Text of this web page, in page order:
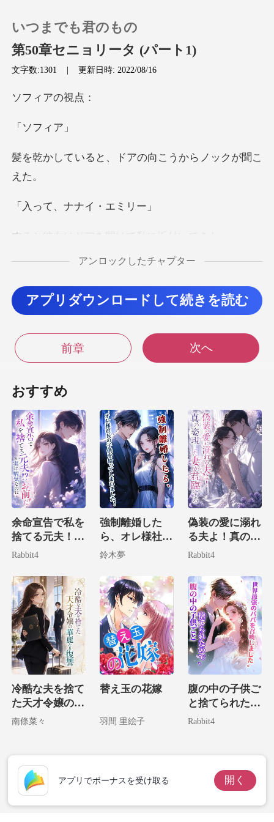
チャージ
閲覧履歴
いつまでも君のもの
第50章セニョリータ (パート1)
文字数:1301 |更新日時: 2022/08/16
ィア
フィ
、ドアの向こうから
、ナナイ
、アナク」 そう言っ
ナナイ」 私
たを待っていますよ。
くなる。 「ありがとう、ナナイ。 実は
今日、約束していたの。
那様は知ってい
対興味ないから、
ら、
アンロックしたチャプター
アプリダウンロードして続きを読む
前章 次へ
おすすめ
余命宣告で私を
捨てる元夫！？
実は病気なのは
Rabbit4
強制離婚した
ら、オレ様社長
の子供を拾って
鈴木夢
偽装の愛に溺れ
る夫よ！真の姿
現した妻が君臨
Rabbit4
冷酷な夫を捨て
た天才令嬢の華
麗なる復讐
南條菜々
替え玉の花嫁
羽間 里絵子
腹の中の子供ご
と捨てられたの
で、世界最強の
Rabbit4
アプリでボーナスを受け取る 開く